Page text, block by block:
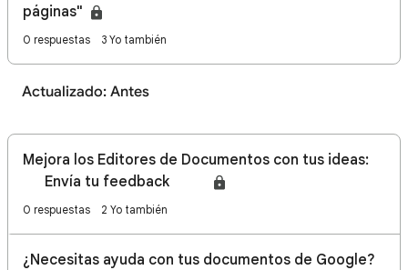
páginas"
0 respuestas 3 Yo también
Actualizado: Antes
Mejora los Editores de Documentos con tus ideas:
✉️ Envía tu feedback💡✨
0 respuestas 2 Yo también
¿Necesitas ayuda con tus documentos de Google?